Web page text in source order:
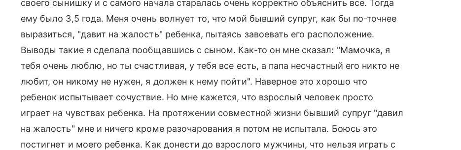
своего сынишку и с самого начала старалась очень корректно объяснить все. Тогда
ему было 3,5 года. Меня очень волнует то, что мой бывший супруг, как бы по-точнее
выразиться, "давит на жалость" ребенка, пытаясь завоевать его расположение.
Выводы такие я сделала пообщавшись с сыном. Как-то он мне сказал: "Мамочка, я
тебя очень люблю, но ты счастливая, у тебя все есть, а папа несчастный его никто не
любит, он никому не нужен, я должен к нему пойти". Наверное это хорошо что
ребенок испытывает сочуствие. Но мне кажется, что взрослый человек просто
играет на чувствах ребенка. На протяжении совместной жизни бывший супруг "давил
на жалость" мне и ничего кроме разочарования я потом не испытала. Боюсь это
постигнет и моего ребенка. Как донести до взрослого мужчины, что нельзя играть с